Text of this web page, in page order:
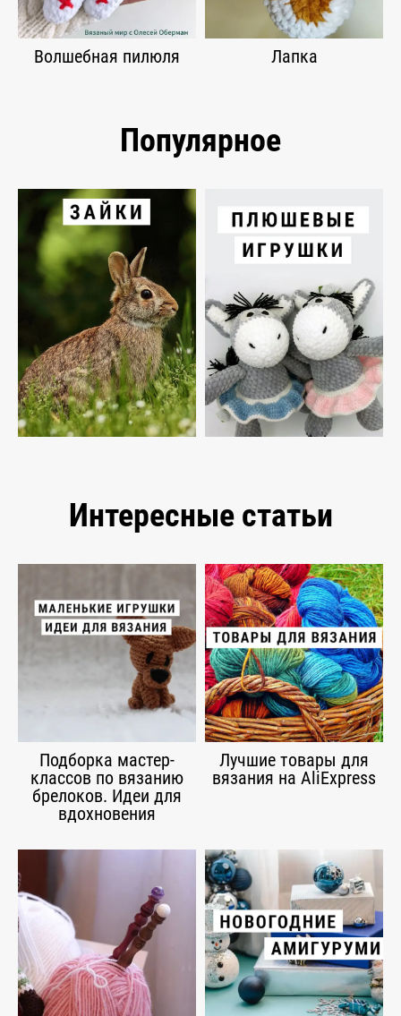
Волшебная пилюля Лапка
Популярное
Интересные статьи
Подборка мастер-
классов по вязанию
брелоков. Идеи для
вдохновения
Лучшие товары для
вязания на AliExpress